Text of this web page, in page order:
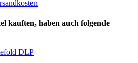
kauften, haben auch folgende